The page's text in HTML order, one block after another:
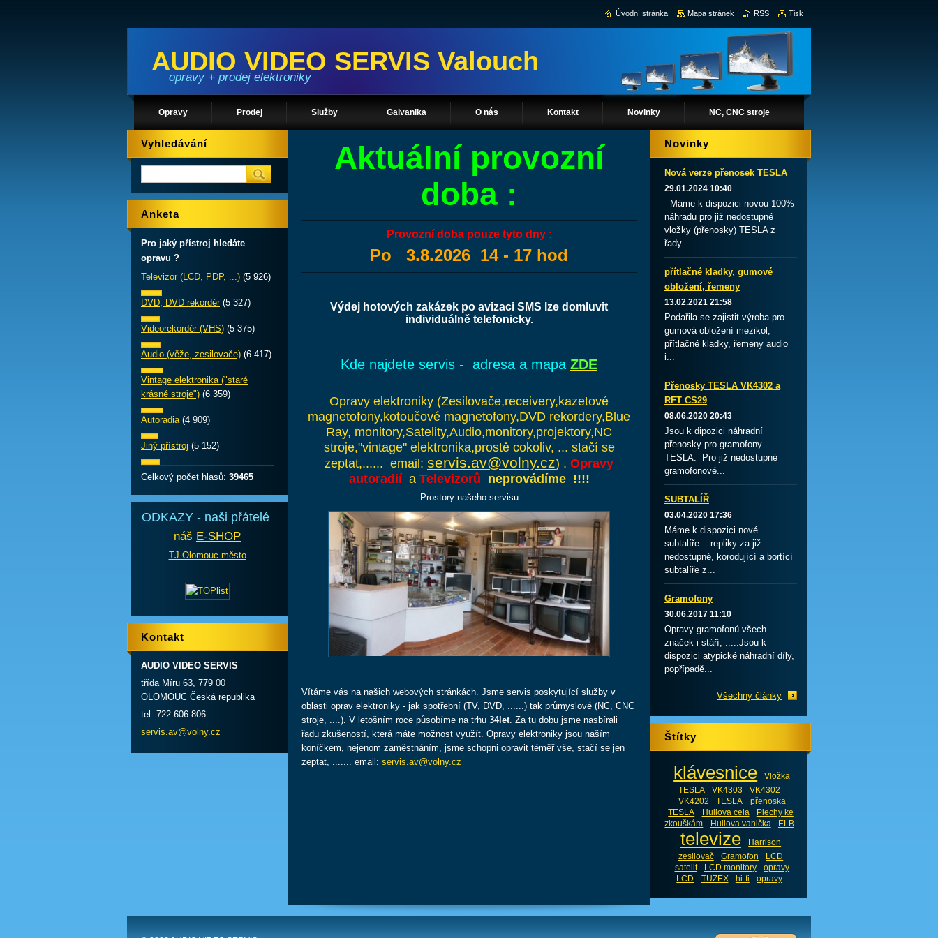
AUDIO VIDEO SERVIS Valouch
opravy + prodej elektroniky
Opravy Prodej Služby Galvanika O nás Kontakt Novinky NC, CNC stroje
Aktuální provozní
doba :
Provozní doba pouze tyto dny :
Po 3.8.2026 14 - 17 hod
Výdej hotových zakázek po avizaci SMS lze domluvit
individuálně telefonicky.
Kde najdete servis - adresa a mapa ZDE
Opravy elektroniky (Zesilovače,receivery,kazetové
magnetofony,kotoučové magnetofony,DVD rekordery,Blue
Ray, monitory,Satelity,Audio,monitory,projektory,NC
stroje,"vintage" elektronika,prostě cokoliv, ... stačí se
zeptat,...... email: servis.av@volny.cz) . Opravy
autoradiíaTelevizorů neprovádíme !!!!
Prostory našeho servisu
Vítáme vás na našich webových stránkách. Jsme servis poskytující služby v
oblasti oprav elektroniky - jak spotřební (TV, DVD, ......) tak průmyslové (NC, CNC
stroje, ....). V letošním roce působíme na trhu 34let. Za tu dobu jsme nasbírali
řadu zkušeností, která máte možnost využít. Opravy elektroniky jsou naším
koníčkem, nejenom zaměstnáním, jsme schopni opravit téměř vše, stačí se jen
zeptat, ....... email: servis.av@volny.cz
Vyhledávání
Anketa
Pro jaký přístroj hledáte
opravu ?
Televizor (LCD, PDP, ...) (5 926)
DVD, DVD rekordér (5 327)
Videorekordér (VHS) (5 375)
Audio (věže, zesilovače) (6 417)
Vintage elektronika ("staré
krásné stroje") (6 359)
Autoradia (4 909)
Jiný přístroj (5 152)
Celkový počet hlasů: 39465
ODKAZY - naši přátelé
náš E-SHOP
TJ Olomouc město
Kontakt
AUDIO VIDEO SERVIS
třída Míru 63, 779 00
OLOMOUC Česká republika
tel: 722 606 806
servis.av@volny.cz
Novinky
Nová verze přenosek TESLA
29.01.2024 10:40
Máme k dispozici novou 100%
náhradu pro již nedostupné
vložky (přenosky) TESLA z
řady...
přítlačné kladky, gumové
obložení, řemeny
13.02.2021 21:58
Podařila se zajistit výroba pro
gumová obložení mezikol,
přítlačné kladky, řemeny audio
i...
Přenosky TESLA VK4302 a
RFT CS29
08.06.2020 20:43
Jsou k dipozici náhradní
přenosky pro gramofony
TESLA. Pro již nedostupné
gramofonové...
SUBTALÍŘ
03.04.2020 17:36
Máme k dispozici nové
subtalíře - repliky za již
nedostupné, korodující a bortící
subtalíře z...
Gramofony
30.06.2017 11:10
Opravy gramofonů všech
značek i stáří, .....Jsou k
dispozici atypické náhradní díly,
popřípadě...
Všechny články
Štítky
klávesnice
Vložka
TESLA
VK4303
VK4302
VK4202
TESLA
přenoska
TESLA
Hullova cela
Plechy ke
zkouškám
Hullova vanička ELB
televize
Harrison
zesilovač
Gramofon
LCD
satelit
LCD monitory
opravy
LCD
TUZEX hi-fi opravy
Úvodní stránka Mapa stránek RSS Tisk